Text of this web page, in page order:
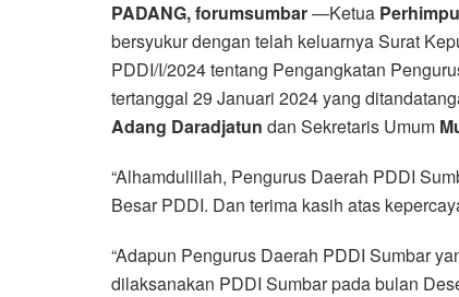
PADANG, forumsumbar—Ketua
bersyukur dengan telah keluarnya Surat
PDDI/I/2024 tentang Pengangkatan
tertanggal 29 Januari 2024 yang
Adang Daradjatun dan Sekretaris Umum
“Alhamdulillah, Pengurus Daerah PDDI
Besar PDDI. Dan terima kasih atas
“Adapun Pengurus Daerah PDDI Sumbar
dilaksanakan PDDI Sumbar pada bulan